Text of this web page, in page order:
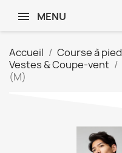
MENU
Accueil Course à pied
Vestes & Coupe-vent
(M)